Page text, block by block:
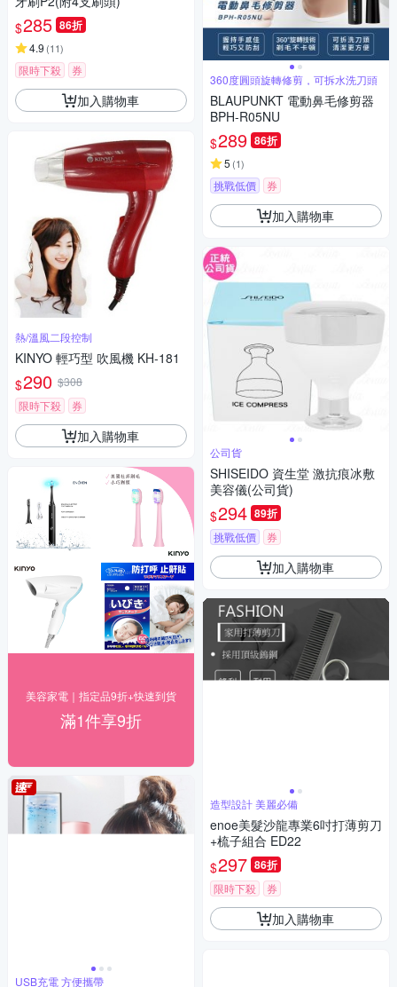
$285 86折
4.9 (11)
限時下殺 券
加入購物車
熱/溫風二段控制
KINYO 輕巧型 吹風機 KH-181
$290 $308
限時下殺
券
加入購物車
美容家電｜指定品9折+快速到貨
滿1件享9折
USB充電 方便攜帶
360度圓頭旋轉修剪，可拆水洗刀頭
BLAUPUNKT 電動鼻毛修剪器
BPH-R05NU
$289 86折
5 (1)
挑戰低價 券
加入購物車
公司貨
SHISEIDO 資生堂 激抗痕冰敷
美容儀(公司貨)
$294 89折
挑戰低價 券
加入購物車
造型設計 美麗必備
enoe美髮沙龍專業6吋打薄剪刀
+梳子組合 ED22
$297 86折
限時下殺 券
加入購物車